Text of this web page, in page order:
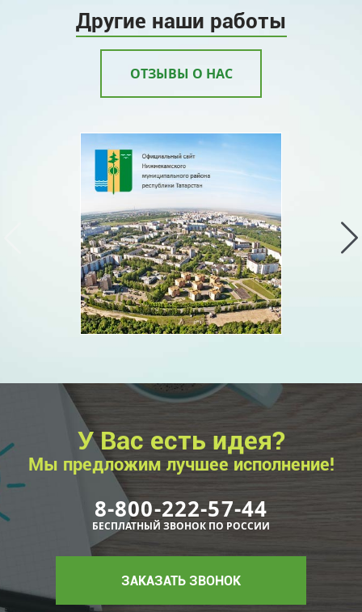
Другие наши работы
ОТЗЫВЫ О НАС
У Вас есть идея?
Мы предложим лучшее исполнение!
8-800-222-57-44
БЕСПЛАТНЫЙ ЗВОНОК ПО РОССИИ
ЗАКАЗАТЬ ЗВОНОК